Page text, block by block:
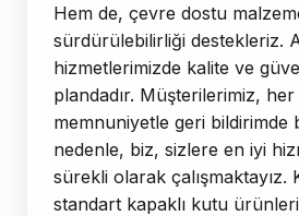
Hem de, çevre dostu
sürdürülebilirliği destekleriz.
hizmetlerimizde kalite ve
plandadır. Müşterilerimiz,
memnuniyetle geri bildirimde
nedenle, biz, sizlere en iyi
sürekli olarak çalışmaktayız.
standart kapaklı kutu